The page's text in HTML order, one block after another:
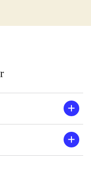
er
en ny
pc.
for
videre
kan